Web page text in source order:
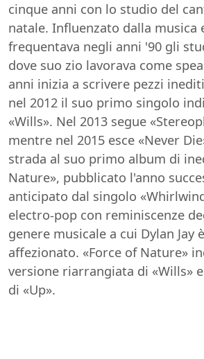
cinque anni con lo studio del
natale. Influenzato dalla musica
frequentava negli anni '90 gli
dove suo zio lavorava come
anni inizia a scrivere pezzi
nel 2012 il suo primo singolo
«Wills». Nel 2013 segue
mentre nel 2015 esce «Never
strada al suo primo album di
Nature», pubblicato l'anno
anticipato dal singolo
electro-pop con reminiscenze
genere musicale a cui Dylan Jay
affezionato. «Force of Nature»
versione riarrangiata di «Wills»
di «Up».